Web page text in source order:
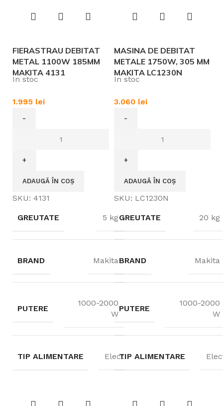
FIERASTRAU DEBITAT
METAL 1100W 185MM
MAKITA 4131
In stoc
1.995 lei
ADAUGĂ ÎN COȘ
SKU: 4131
GREUTATE 5 kg
BRAND Makita
PUTERE
1000-2000
W
TIP ALIMENTARE Electric
MASINA DE DEBITAT
METALE 1750W, 305 MM
MAKITA LC1230N
In stoc
3.060 lei
ADAUGĂ ÎN COȘ
SKU: LC1230N
GREUTATE 20 kg
BRAND Makita
PUTERE
1000-2000
W
TIP ALIMENTARE